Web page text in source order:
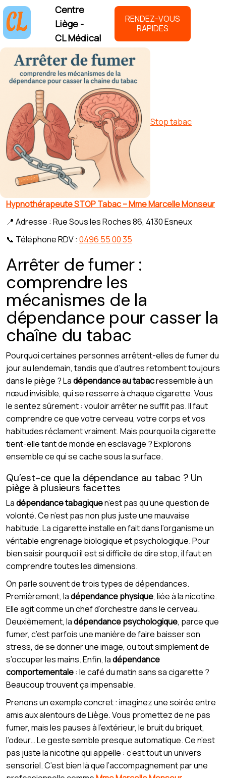
Centre
Liège -
CL Médical
RENDEZ-VOUS
RAPIDES
Stop tabac
Hypnothérapeute STOP Tabac – Mme Marcelle Monseur
📍 Adresse : Rue Sous les Roches 86, 4130 Esneux
📞 Téléphone RDV : 0496 55 00 35
Arrêter de fumer :
comprendre les
mécanismes de la
dépendance pour casser la
chaîne du tabac
Pourquoi certaines personnes arrêtent-elles de fumer du
jour au lendemain, tandis que d’autres retombent toujours
dans le piège ? Ladépendance au tabacressemble à un
nœud invisible, qui se resserre à chaque cigarette. Vous
le sentez sûrement : vouloir arrêter ne suffit pas. Il faut
comprendre ce que votre cerveau, votre corps et vos
habitudes réclament vraiment. Mais pourquoi la cigarette
tient-elle tant de monde en esclavage ? Explorons
ensemble ce qui se cache sous la surface.
Qu’est-ce que la dépendance au tabac ? Un
piège à plusieurs facettes
Ladépendance tabagiquen’est pas qu’une question de
volonté. Ce n’est pas non plus juste une mauvaise
habitude. La cigarette installe en fait dans l’organisme un
véritable engrenage biologique et psychologique. Pour
bien saisir pourquoi il est si difficile de dire stop, il faut en
comprendre toutes les dimensions.
On parle souvent de trois types de dépendances.
Premièrement, ladépendance physique, liée à la nicotine.
Elle agit comme un chef d’orchestre dans le cerveau.
Deuxièmement, ladépendance psychologique, parce que
fumer, c’est parfois une manière de faire baisser son
stress, de se donner une image, ou tout simplement de
s’occuper les mains. Enfin, ladépendance
comportementale: le café du matin sans sa cigarette ?
Beaucoup trouvent ça impensable.
Prenons un exemple concret : imaginez une soirée entre
amis aux alentours de Liège. Vous promettez de ne pas
fumer, mais les pauses à l’extérieur, le bruit du briquet,
l’odeur… Le geste semble presque automatique. Ce n’est
pas juste la nicotine qui appelle : c’est tout un univers
sensoriel. C’est bien là que l’accompagnement par une